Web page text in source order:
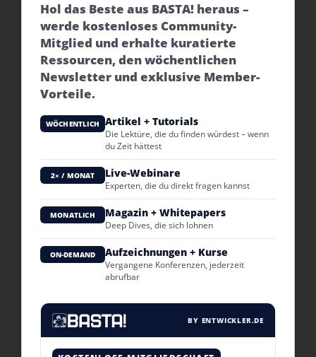
Hol das Beste aus BASTA! heraus –
werde kostenloses Community-
Mitglied und erhalte kuratierte
Ressourcen, den wöchentlichen
Newsletter und exklusive Member-
Vorteile.
WÖCHENTLICH Artikel + Tutorials
Die Lektüre, die du finden würdest – wenn
du Zeit hättest
2× / MONAT Live-Webinare
Experten, die du direkt fragen kannst
MONATLICH Magazin + Whitepapers
Deep Dives, die sich lohnen
ON-DEMAND Aufzeichnungen + Kurse
Vergangene Konferenzen, jederzeit
abrufbar
BY ENTWICKLER.DE